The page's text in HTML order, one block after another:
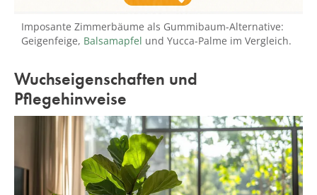
Imposante Zimmerbäume als Gummibaum-Alternative:
Geigenfeige, Balsamapfel und Yucca-Palme im Vergleich.
Wuchseigenschaften und
Pflegehinweise